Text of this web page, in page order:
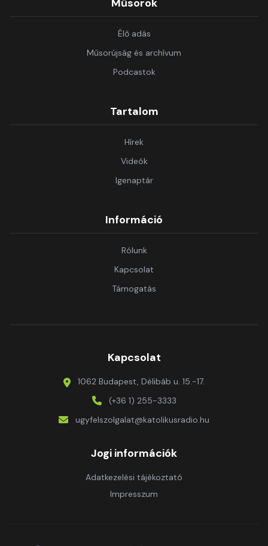
Műsorok
Élő adás
Műsorújság és archívum
Podcastok
Tartalom
Hírek
Videók
Igenaptár
Információ
Rólunk
Kapcsolat
Támogatás
Kapcsolat
1062 Budapest, Délibáb u. 15.-17.
(+36 1) 255-3333
ugyfelszolgalat@katolikusradio.hu
Jogi információk
Adatkezelési tájékoztató
Impresszum